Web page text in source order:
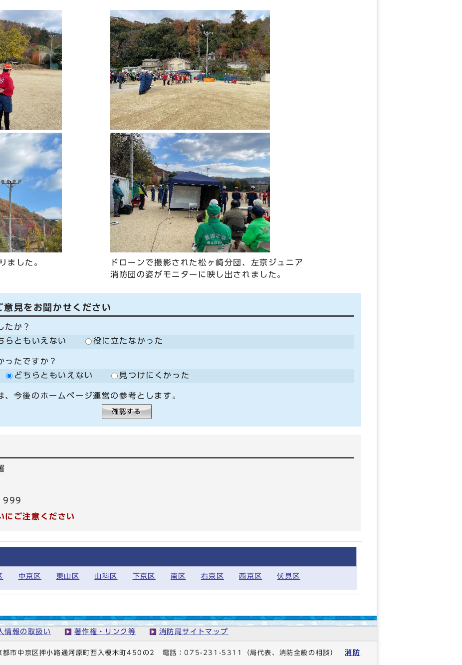
ました。
ドローンで撮影された松ヶ崎分団、左京ジュニア
消防団の姿がモニターに映し出されました。
意見をお聞かせください
たか？
らともいえない 役に立たなかった
ったですか？
どちらともいえない 見つけにくかった
、今後のホームページ運営の参考とします。
にご注意ください
中京区 東山区 山科区 下京区 南区 右京区 西京区 伏見区
情報の取扱い 著作権・リンク等 消防局サイトマップ
市中京区押小路通河原町西入榎木町450の2 電話：075-231-5311 （局代表、消防全般の相談）消防